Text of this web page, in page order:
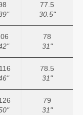
77.5
30.5"
78
31"
78.5
31"
79
31"